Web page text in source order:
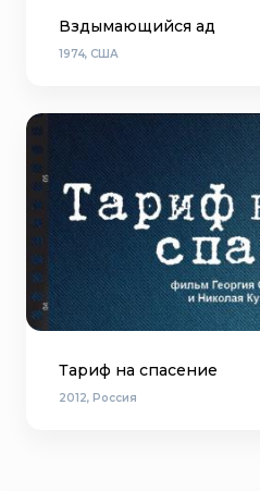
Вздымающийся ад
1974, США
Тариф на спасение
2012, Россия